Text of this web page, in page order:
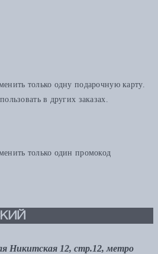
только одну подарочную карту.
в других заказах.
только один промокод
Никитская 12, стр.12, метро